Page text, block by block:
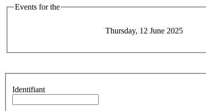
Events for the
Thursday, 12 June 2025
Identifiant